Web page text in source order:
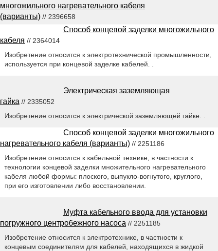
многожильного нагревательного кабеля
(варианты) // 2396658
Способ концевой заделки многожильного
кабеля // 2364014
Изобретение относится к электротехнической промышленности,
используется при концевой заделке кабелей. .
Электрическая заземляющая
гайка // 2335052
Изобретение относится к электрической заземляющей гайке. .
Способ концевой заделки многожильного
нагревательного кабеля (варианты) // 2251186
Изобретение относится к кабельной технике, в частности к
технологии концевой заделки множительного нагревательного
кабеля любой формы: плоского, выпукло-вогнутого, круглого,
при его изготовлении либо восстановлении.
Муфта кабельного ввода для установки
погружного центробежного насоса // 2251185
Изобретение относится к электротехнике, в частности к
концевым соединителям для кабелей, находящихся в жидкой